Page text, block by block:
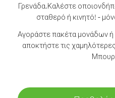
Γρενάδα.Καλέστε
σταθερό ή κινητό! -
Αγοράστε πακέτα μονάδων
αποκτήστε τις